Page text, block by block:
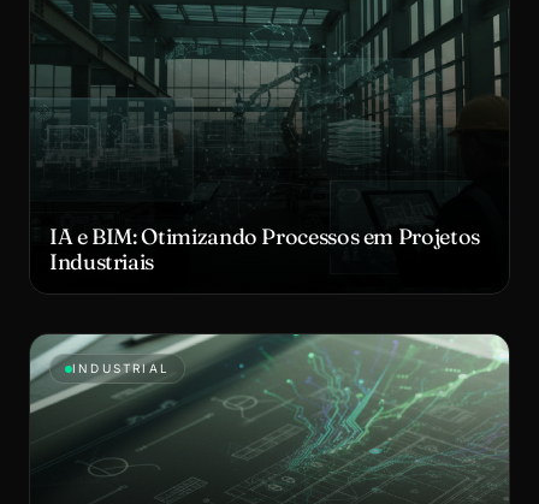
IA e BIM: Otimizando Processos em Projetos
Industriais
INDUSTRIAL